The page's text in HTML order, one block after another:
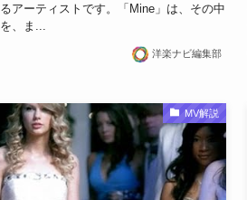
アーティストです。「Mine」は、その中
、ま...
洋楽ナビ編集部
MV解説